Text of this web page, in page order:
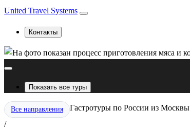
United Travel Systems
Контакты
Показать все туры
Все направления
/
Гастротуры по России из Москвы